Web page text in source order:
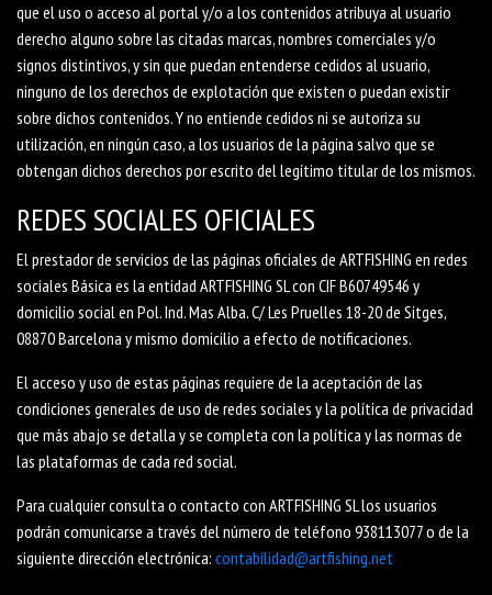
que el uso o acceso al portal y/o a los contenidos atribuya al usuario
derecho alguno sobre las citadas marcas, nombres comerciales y/o
signos distintivos, y sin que puedan entenderse cedidos al usuario,
ninguno de los derechos de explotación que existen o puedan existir
sobre dichos contenidos. Y no entiende cedidos ni se autoriza su
utilización, en ningún caso, a los usuarios de la página salvo que se
obtengan dichos derechos por escrito del legítimo titular de los mismos.
REDES SOCIALES OFICIALES
El prestador de servicios de las páginas oficiales de ARTFISHING en redes
sociales Básica es la entidad ARTFISHING SL con CIF B60749546 y
domicilio social en Pol. Ind. Mas Alba. C/ Les Pruelles 18-20 de Sitges,
08870 Barcelona y mismo domicilio a efecto de notificaciones.
El acceso y uso de estas páginas requiere de la aceptación de las
condiciones generales de uso de redes sociales y la política de privacidad
que más abajo se detalla y se completa con la política y las normas de
las plataformas de cada red social.
Para cualquier consulta o contacto con ARTFISHING SL los usuarios
podrán comunicarse a través del número de teléfono 938113077 o de la
siguiente dirección electrónica: contabilidad@artfishing.net